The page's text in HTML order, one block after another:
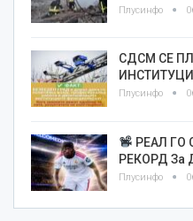
Плусинфо
СДСМ СЕ
Плусинфо
РЕАЛ ГО
РЕКОРД За
Плусинфо